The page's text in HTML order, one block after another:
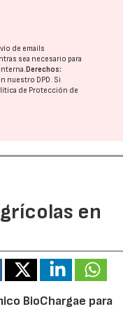
de emails
sea necesario para
Derechos:
nuestro DPD . Si
de Protección de
en
BioChargae para